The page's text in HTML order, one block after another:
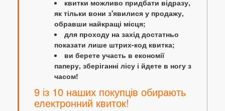
квитки можливо придбати відразу,
як тільки вони з'явилися у продажу,
обравши найкращі місця;
для проходу на захід достатньо
показати лише штрих-код квитка;
ви берете участь в економії
паперу, зберіганні лісу і йдете в ногу з
часом!
9 із 10 наших покупців обирають
електронний квиток!